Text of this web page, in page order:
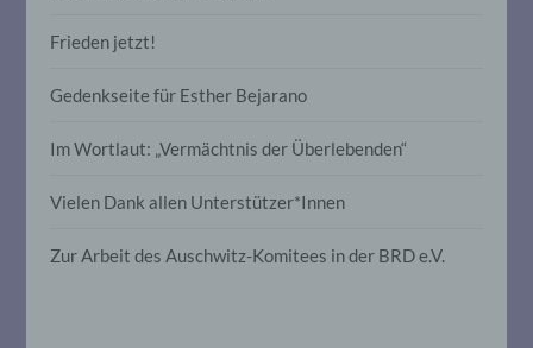
Frieden jetzt!
Gedenkseite für Esther Bejarano
Im Wortlaut: „Vermächtnis der Überlebenden“
Vielen Dank allen Unterstützer*Innen
Zur Arbeit des Auschwitz-Komitees in der BRD e.V.
e) Profiling
Profiling ist jede Art der automatisierten
die darin besteht, dass diese
werden, um bestimmte persönliche
Aspekte, die sich auf eine natürliche